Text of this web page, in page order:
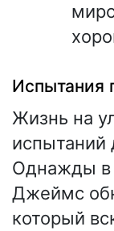
Испытания
Жизнь на
Однажды в
Джеймс
который